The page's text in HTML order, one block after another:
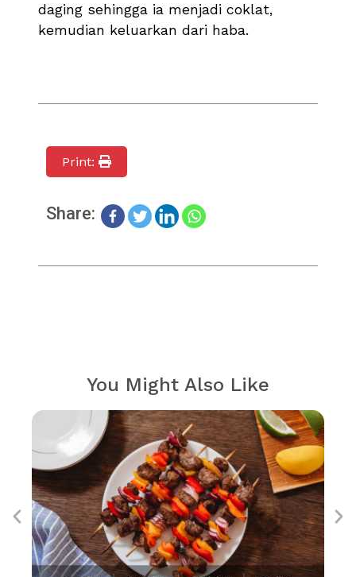
daging sehingga ia menjadi coklat,
kemudian keluarkan dari haba.
Print:
Share:
You Might Also Like